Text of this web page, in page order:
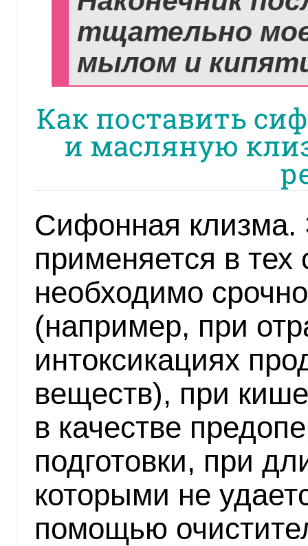
тщательно
мылом и
Как поставить
и масляную
Сифонная клизма.
применяется в тех
необходимо
(например, при
интоксикациях
веществ), при
в качестве
подготовки, при
которыми не
помощью